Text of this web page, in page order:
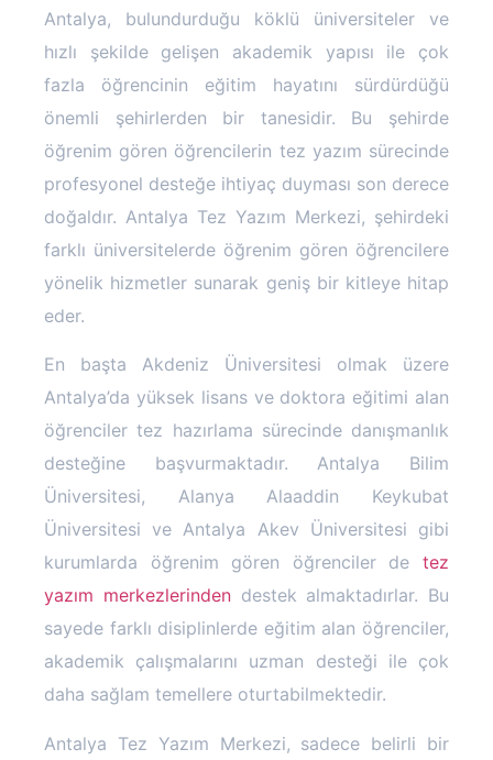
Antalya, bulundurduğu köklü üniversiteler ve
hızlı şekilde gelişen akademik yapısı ile çok
fazla öğrencinin eğitim hayatını sürdürdüğü
önemli şehirlerden bir tanesidir. Bu şehirde
öğrenim gören öğrencilerin tez yazım sürecinde
profesyonel desteğe ihtiyaç duyması son derece
doğaldır. Antalya Tez Yazım Merkezi, şehirdeki
farklı üniversitelerde öğrenim gören öğrencilere
yönelik hizmetler sunarak geniş bir kitleye hitap
eder.
En başta Akdeniz Üniversitesi olmak üzere
Antalya’da yüksek lisans ve doktora eğitimi alan
öğrenciler tez hazırlama sürecinde danışmanlık
desteğine başvurmaktadır. Antalya Bilim
Üniversitesi, Alanya Alaaddin Keykubat
Üniversitesi ve Antalya Akev Üniversitesi gibi
kurumlarda öğrenim gören öğrenciler de tez
yazım merkezlerindendestek almaktadırlar. Bu
sayede farklı disiplinlerde eğitim alan öğrenciler,
akademik çalışmalarını uzman desteği ile çok
daha sağlam temellere oturtabilmektedir.
Antalya Tez Yazım Merkezi, sadece belirli bir